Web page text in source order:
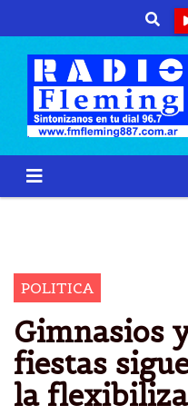
POLITICA
Gimnasios
fiestas
la